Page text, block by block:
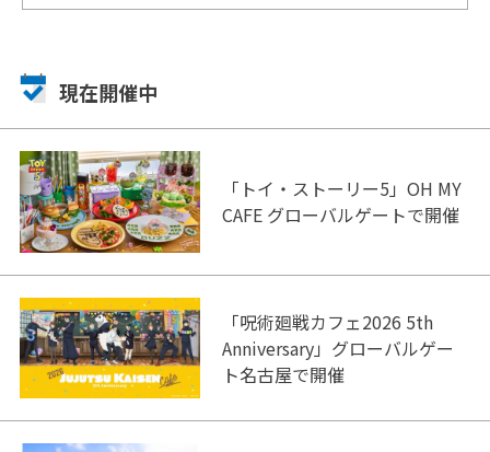
現在開催中
「トイ・ストーリー5」OH MY
CAFE グローバルゲートで開催
「呪術廻戦カフェ2026 5th
Anniversary」グローバルゲー
ト名古屋で開催